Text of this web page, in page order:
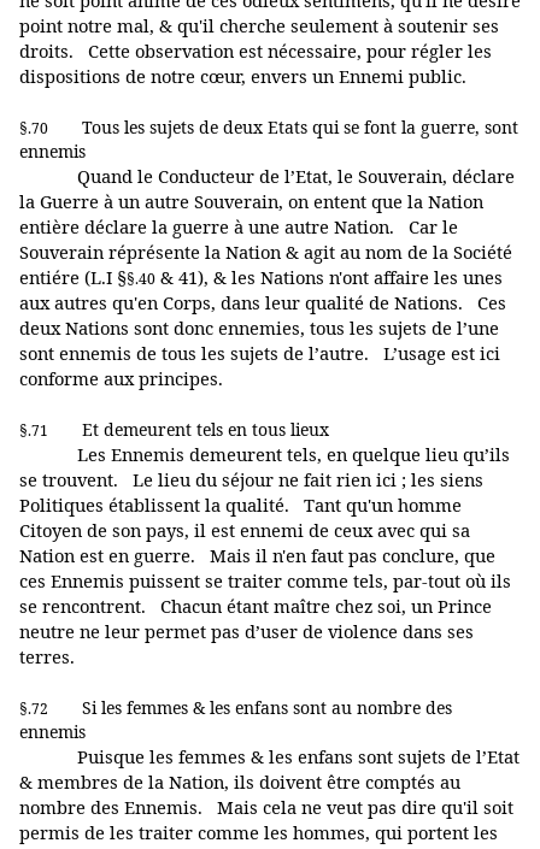
point notre mal, & qu'il cherche seulement à soutenir ses
droits. Cette observation est nécessaire, pour régler les
dispositions de notre cœur, envers un Ennemi public.
§.70
Tous les sujets de deux Etats qui se font la guerre, sont
ennemis
Quand le Conducteur de l’Etat, le Souverain, déclare
la Guerre à un autre Souverain, on entent que la Nation
entière déclare la guerre à une autre Nation. Car le
Souverain réprésente la Nation & agit au nom de la Société
entiére (L.I §§.40 & 41), & les Nations n'ont affaire les unes
aux autres qu'en Corps, dans leur qualité de Nations. Ces
deux Nations sont donc ennemies, tous les sujets de l’une
sont ennemis de tous les sujets de l’autre. L’usage est ici
conforme aux principes.
§.71 Et demeurent tels en tous lieux
Les Ennemis demeurent tels, en quelque lieu qu’ils
se trouvent. Le lieu du séjour ne fait rien ici ; les siens
Politiques établissent la qualité. Tant qu'un homme
Citoyen de son pays, il est ennemi de ceux avec qui sa
Nation est en guerre. Mais il n'en faut pas conclure, que
ces Ennemis puissent se traiter comme tels, par-tout où ils
se rencontrent. Chacun étant maître chez soi, un Prince
neutre ne leur permet pas d’user de violence dans ses
terres.
§.72
Si les femmes & les enfans sont au nombre des
ennemis
Puisque les femmes & les enfans sont sujets de l’Etat
& membres de la Nation, ils doivent être comptés au
nombre des Ennemis. Mais cela ne veut pas dire qu'il soit
permis de les traiter comme les hommes, qui portent les